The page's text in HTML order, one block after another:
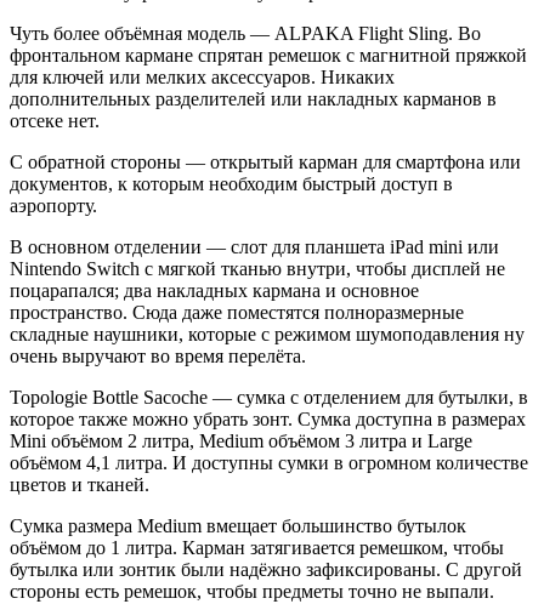
Чуть более объёмная модель — ALPAKA Flight Sling. Во
фронтальном кармане спрятан ремешок с магнитной пряжкой
для ключей или мелких аксессуаров. Никаких
дополнительных разделителей или накладных карманов в
отсеке нет.
С обратной стороны — открытый карман для смартфона или
документов, к которым необходим быстрый доступ в
аэропорту.
В основном отделении — слот для планшета iPad mini или
Nintendo Switch с мягкой тканью внутри, чтобы дисплей не
поцарапался; два накладных кармана и основное
пространство. Сюда даже поместятся полноразмерные
складные наушники, которые с режимом шумоподавления ну
очень выручают во время перелёта.
Topologie Bottle Sacoche — сумка с отделением для бутылки, в
которое также можно убрать зонт. Сумка доступна в размерах
Mini объёмом 2 литра, Medium объёмом 3 литра и Large
объёмом 4,1 литра. И доступны сумки в огромном количестве
цветов и тканей.
Сумка размера Medium вмещает большинство бутылок
объёмом до 1 литра. Карман затягивается ремешком, чтобы
бутылка или зонтик были надёжно зафиксированы. С другой
стороны есть ремешок, чтобы предметы точно не выпали.